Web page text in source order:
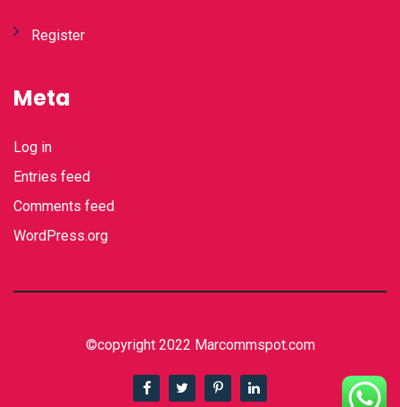
Register
Meta
Log in
Entries feed
Comments feed
WordPress.org
©copyright 2022 Marcommspot.com